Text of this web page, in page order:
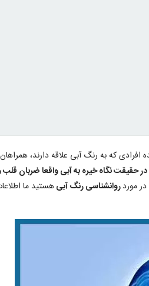
که به رنگ آبی علاقه دارند،
در حقیقت نگاه خیره به آبی واقعا ضربان
موردروانشناسی رنگ آبیهستید ما